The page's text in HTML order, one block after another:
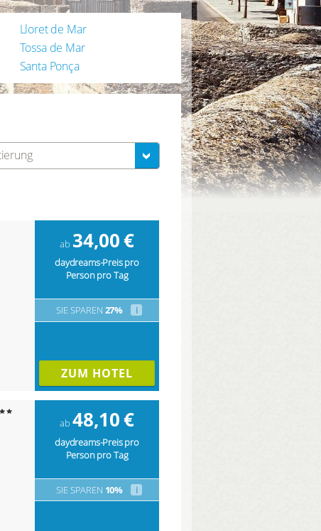
Lloret de Mar
Tossa de Mar
Santa Ponça
ab 34,00€
daydreams-Preis pro
Person pro Tag
SIE SPAREN 27% i
ZUM HOTEL
ab 48,10€
daydreams-Preis pro
Person pro Tag
SIE SPAREN 10% i